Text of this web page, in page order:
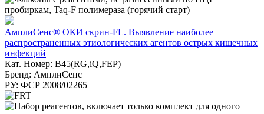
АмплиСенс® ОКИ скрин-FL. Выявление наиболее
распространенных этиологических агентов острых кишечных
инфекций
Кат. Номер: B45(RG,iQ,FEP)
Бренд: АмплиСенс
РУ: ФСР 2008/02265